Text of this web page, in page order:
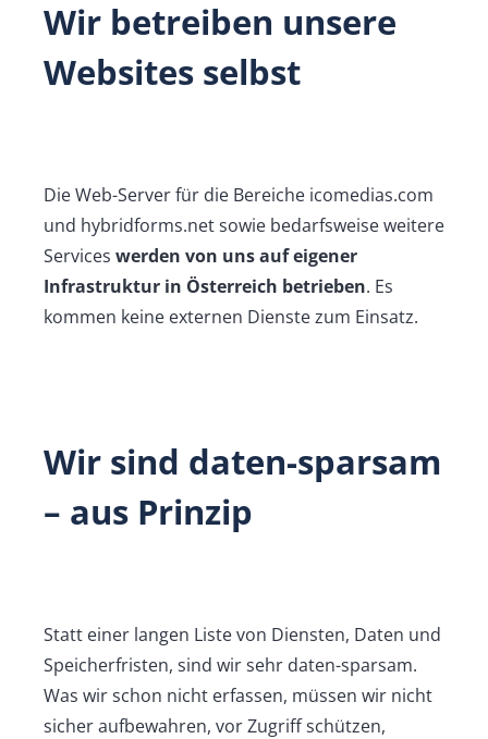
Wir betreiben unsere
Websites selbst
Die Web-Server für die Bereiche icomedias.com
und hybridforms.net sowie bedarfsweise weitere
Services werden von uns auf eigener
Infrastruktur in Österreich betrieben. Es
kommen keine externen Dienste zum Einsatz.
Wir sind daten-sparsam
– aus Prinzip
Statt einer langen Liste von Diensten, Daten und
Speicherfristen, sind wir sehr daten-sparsam.
Was wir schon nicht erfassen, müssen wir nicht
sicher aufbewahren, vor Zugriff schützen,